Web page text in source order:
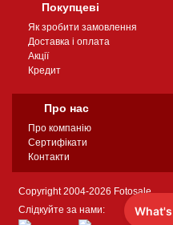
Покупцеві
Як зробити замовлення
Доставка і оплата
Акції
Кредит
Про нас
Про компанію
Сертифікати
Контакти
Copyright 2004-2026 Fotosale
Слідкуйте за нами: